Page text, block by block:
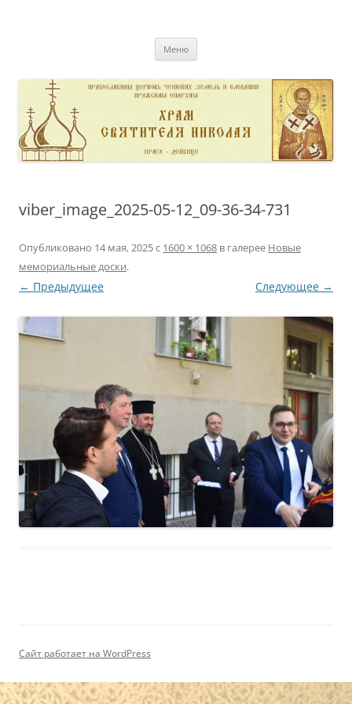
Меню
viber_image_2025-05-12_09-36-34-731
Опубликовано 14 мая, 2025с 1600 × 1068 в галерее Новые
мемориальные доски.
← Предыдущее Следующее →
Сайт работает на WordPress